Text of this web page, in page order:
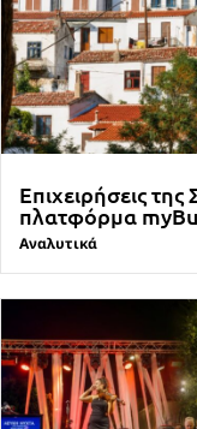
Επιχειρήσεις
πλατφόρμα
Αναλυτικά